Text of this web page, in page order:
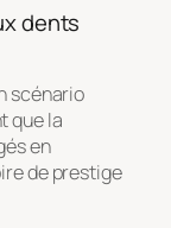
dents
scénario
que la
en
de prestige